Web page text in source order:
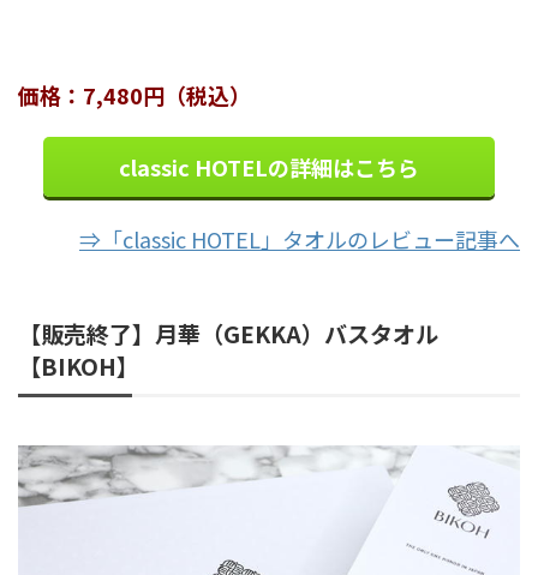
価格：7,480円（税込）
classic HOTELの詳細はこちら
⇒「classic HOTEL」タオルのレビュー記事へ
【販売終了】月華（GEKKA）バスタオル
【BIKOH】